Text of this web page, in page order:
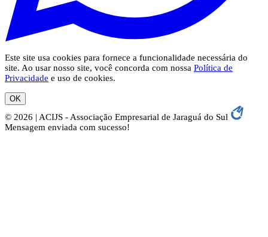
Este site usa cookies para fornece a funcionalidade necessária do
site. Ao usar nosso site, você concorda com nossa Política de
Privacidade e uso de cookies.
OK
© 2026 | ACIJS - Associação Empresarial de Jaraguá do Sul
Mensagem enviada com sucesso!